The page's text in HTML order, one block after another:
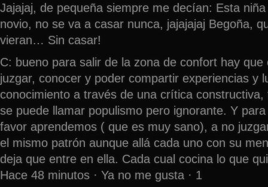
Jajajaj, de pequeña siempre me decían: Esta
novio, no se va a casar nunca, jajajajaj Begoña,
vieran… Sin casar!
C: bueno para salir de la zona de confort hay que
juzgar, conocer y poder compartir experiencias y
conocimiento a través de una crítica
se puede llamar populismo pero ignorante. Y
favor aprendemos ( que es muy sano), a no
el mismo patrón aunque allá cada uno con su
deja que entre en ella. Cada cual cocina lo que
Hace 48 minutos · Ya no me gusta · 1